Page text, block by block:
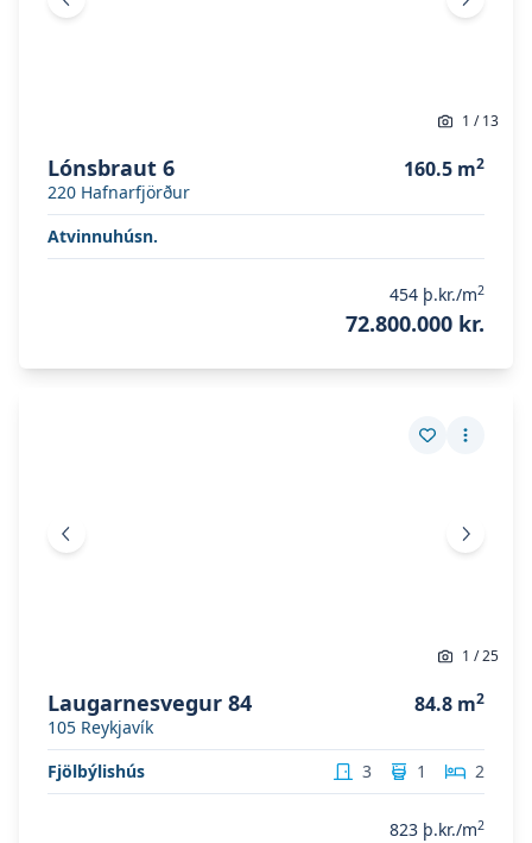
Fyrri mynd Næsta
1 /13
Lónsbraut 6
220 Hafnarfjörður
160.5 m2
Atvinnuhúsn.
454 þ.kr./m2
72.800.000 kr.
Vista eign
Fleiri
Fyrri mynd Næsta
1 /25
Laugarnesvegur 84
105 Reykjavík
84.8 m2
Fjölbýlishús 3 1 2
823 þ.kr./m2